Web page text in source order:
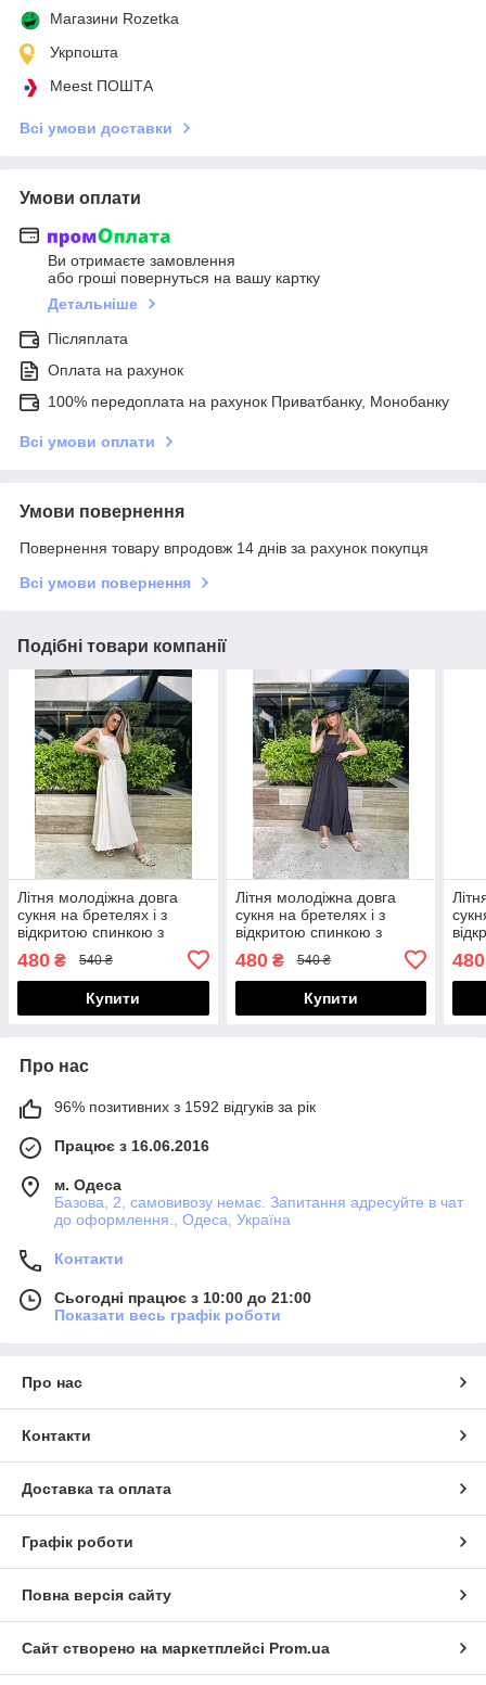
Магазини Rozetka
Укрпошта
Meest ПОШТА
Всі умови доставки
Умови оплати
Ви отримаєте замовлення
або гроші повернуться на вашу картку
Детальніше
Післяплата
Оплата на рахунок
100% передоплата на рахунок Приватбанку, Монобанку
Всі умови оплати
Умови повернення
Повернення товару впродовж 14 днів за рахунок покупця
Всі умови повернення
Подібні товари компанії
Літня молодіжна довга
сукня на бретелях і з
відкритою спинкою з
480 ₴ 540 ₴
Купити
Літня молодіжна довга
сукня на бретелях і з
відкритою спинкою з
480₴ 540 ₴
Купити
480
Про нас
96% позитивних з 1592 відгуків за рік
Працює з 16.06.2016
м. Одеса
Базова, 2, самовивозу немає. Запитання адресуйте в чат
до оформлення., Одеса, Україна
Контакти
Сьогодні працює з 10:00 до 21:00
Показати весь графік роботи
Про нас
Контакти
Доставка та оплата
Графік роботи
Повна версія сайту
Сайт створено на маркетплейсі Prom.ua